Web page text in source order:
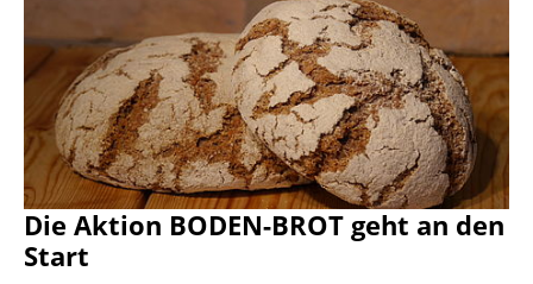
Die Aktion BODEN-BROT geht an den
Start